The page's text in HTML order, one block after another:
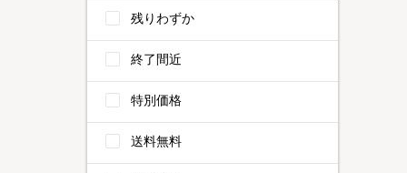
残りわずか
終了間近
特別価格
送料無料